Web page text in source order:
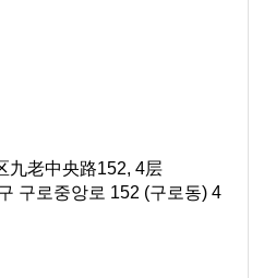
九老中央路152, 4层
구로중앙로 152 (구로동) 4